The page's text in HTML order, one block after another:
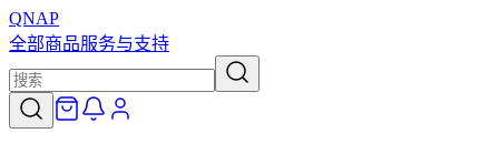
QNAP
全部商品服务与支持